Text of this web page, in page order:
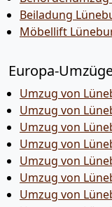
Beiladung
Möbellift
Europa-
Umzug von
Umzug von
Umzug von
Umzug von
Umzug von
Umzug von
Umzug von